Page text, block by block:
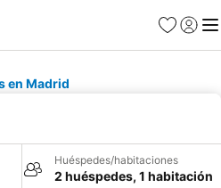
Favoritos
Iniciar
en Madrid
Huéspedes/habitaciones
2 huéspedes, 1 habitación